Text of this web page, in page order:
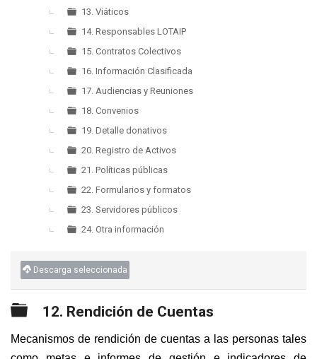
► 13. Viáticos
14. Responsables LOTAIP
15. Contratos Colectivos
16. Información Clasificada
17. Audiencias y Reuniones
18. Convenios
19. Detalle donativos
20. Registro de Activos
21. Políticas públicas
22. Formularios y formatos
23. Servidores públicos
24. Otra información
Descarga seleccionada
Carpeta
12. Rendición de Cuentas
Mecanismos de rendición de cuentas a las personas tales